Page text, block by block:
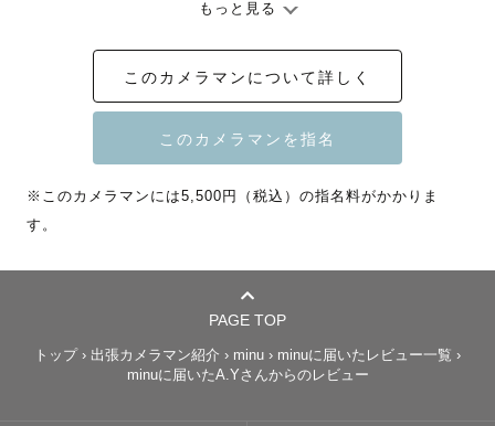
⭐️レビュー平均評価 ⭐︎⭐︎⭐︎⭐︎⭐︎(最高評価)
⭐️社内上位20%ゴールドランクカメラマン
📷写真教室ラブグラフアカデミー講師
/ mini, lovegraph camp 講師
🎖️ Lovegraph Award 2023
🏳️‍🌈  LGBTQ Friendly
もっと見る
このカメラマンについて詳しく
※このカメラマンには5,500円（税込）の指名料がかかりま
す。
PAGE TOP
トップ › 出張カメラマン紹介 › minu › minuに届いたレビュー一覧 ›
minuに届いたA.Yさんからのレビュー